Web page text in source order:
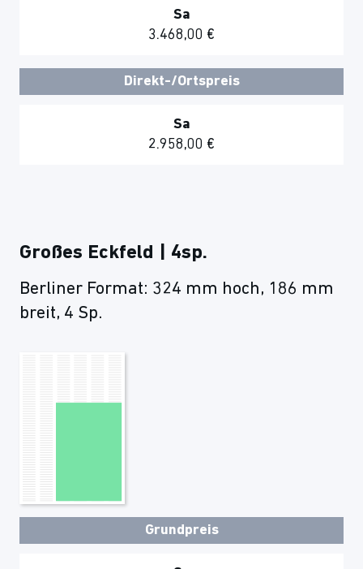
Sa
3.468,00 €
Direkt-/Ortspreis
Sa
2.958,00 €
Großes Eckfeld | 4sp.
Berliner Format: 324 mm hoch, 186 mm
breit, 4 Sp.
Grundpreis